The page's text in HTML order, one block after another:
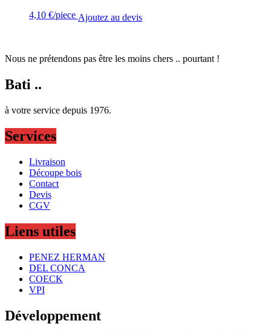
4,10 €/piece Ajoutez au devis
Nous ne prétendons pas être les moins chers .. pourtant !
Bati ..
à votre service depuis 1976.
Services
Livraison
Découpe bois
Contact
Devis
CGV
Liens utiles
PENEZ HERMAN
DEL CONCA
COECK
VPI
Développement